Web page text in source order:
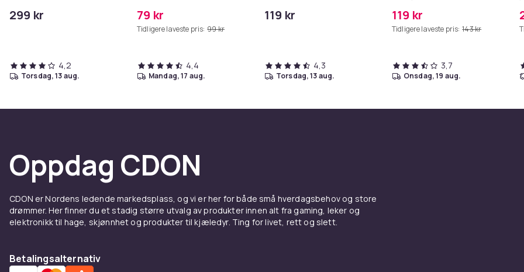
299 kr
4,2
torsdag, 13 aug.
Grå
79 kr
Tidligere laveste pris: 99 kr
4,4
mandag, 17 aug.
iPhone/iPad
119 kr
4,3
torsdag, 13 aug.
119 kr
Tidligere laveste pris: 143 kr
3,7
onsdag, 19 aug.
Oppdag CDON
CDON er Nordens ledende markedsplass, og vi er her for både små hverdagsbehov og store
drømmer. Her finner du et stadig større utvalg av produkter innen alt fra gaming, leker og
elektronikk til hage, skjønnhet og produkter til kjæledyr. Ting for livet, rett og slett.
Betalingsalternativ